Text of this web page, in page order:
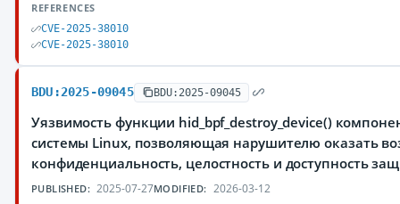
REFERENCES
CVE-2025-38010
CVE-2025-38010
BDU:2025-09045 BDU:2025-09045
Уязвимость функции hid_bpf_destroy_device()
системы Linux, позволяющая нарушителю оказать
конфиденциальность, целостность и доступность
PUBLISHED: 2025-07-27MODIFIED: 2026-03-12